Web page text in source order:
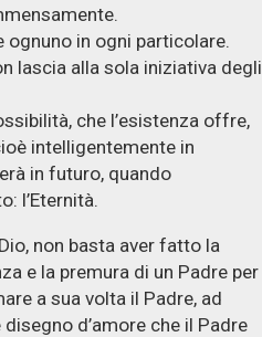
ognuno in ogni particolare.
lascia alla sola iniziativa degli
che l’esistenza offre,
intelligentemente in
in futuro, quando
l’Eternità.
non basta aver fatto la
e la premura di un Padre per
a sua volta il Padre, ad
d’amore che il Padre